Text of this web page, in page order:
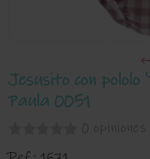
Jesusito con
Paula 0051
0 opiniones